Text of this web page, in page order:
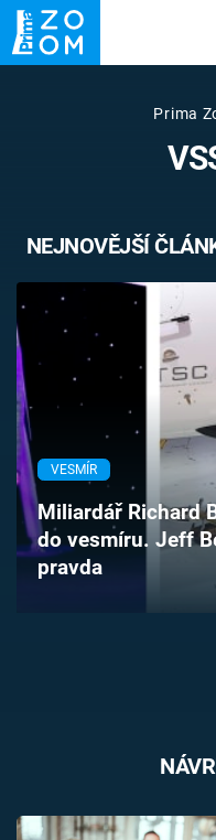
UFO
VETŘELCI
Témata
Témata
Pořady
TV Program
Časopis
Sledujte prima+
Prima
NEJNOVĚJŠÍ
VESMÍR
Miliardář Richard
do vesmíru. Jeff
pravda